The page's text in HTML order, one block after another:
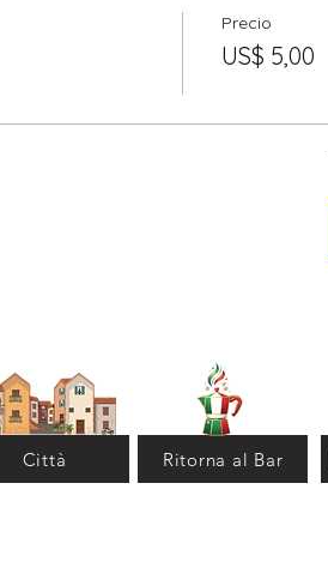
Precio
US$ 5,00
Città Ritorna al Bar